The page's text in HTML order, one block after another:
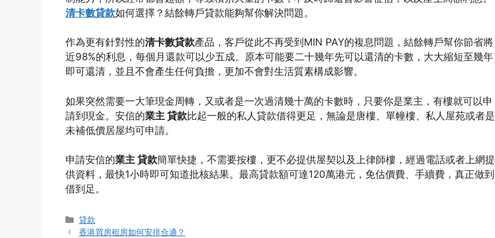
清卡數貸款如何選擇？結餘轉戶貸款能夠幫你解決問題。
作為更有針對性的清卡數貸款產品，客戶從此不再受到MIN PAY的複息問題，結餘轉戶幫你節省將
近98%的利息，每個月還款可以少五成。原本可能要二十幾年先可以還清的卡數，大大縮短至幾年
即可還清，並且不會產生任何負擔，更加不會對生活質素構成影響。
如果突然需要一大筆現金周轉，又或者是一次過清幾十萬的卡數時，只要你是業主，有樓就可以申
請到現金。安信的業主 貸款比起一般的私人貸款借得更足，無論是唐樓、單幢樓、私人屋苑或者是
未補低價居屋均可申請。
申請安信的業主 貸款簡單快捷，不需要按樓，更不必提供屋契以及上律師樓，經過電話或者上網提
供資料，最快1小時即可知道批核結果。最高貸款額可達120萬港元，免估價費、手續費，真正做到
借到足。
Categories
貸款
香港買房租房如何安排合適？